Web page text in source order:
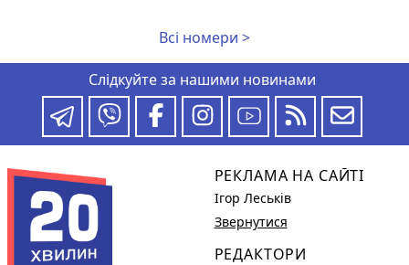
Всі номери >
Слідкуйте за нашими новинами
РЕКЛАМА НА САЙТІ
Ігор Леськів
Звернутися
РЕДАКТОРИ